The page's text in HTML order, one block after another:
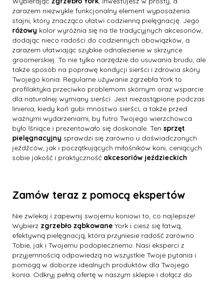
zarazem niezwykle funkcjonalny element wyposażenia
stajni, który znacząco ułatwi codzienną pielęgnację. Jego
różowy kolor wyróżnia się na tle tradycyjnych akcesoriów,
dodając nieco radości do codziennych obowiązków, a
zarazem ułatwiając szybkie odnalezienie w skrzynce
groomerskiej. To nie tylko narzędzie do usuwania brudu, ale
także sposób na poprawę kondycji sierści i zdrowia skóry
Twojego konia. Regularne używanie zgrzebła York to
profilaktyka przeciwko problemom skórnym oraz wsparcie
dla naturalnej wymiany sierści. Jest niezastąpione podczas
linienia, kiedy koń gubi mnóstwo sierści, a także przed
ważnymi wydarzeniami, by futro Twojego wierzchowca
było lśniące i prezentowało się doskonale. Ten sprzęt
pielęgnacyjny sprawdzi się zarówno u doświadczonych
jeźdźców, jak i początkujących miłośników koni, ceniących
sobie jakość i praktyczność akcesoriów jeździeckich.
Zamów teraz z pomocą ekspertów
Nie zwlekaj i zapewnij swojemu koniowi to, co najlepsze!
Wybierz zgrzebło ząbkowane York i ciesz się łatwą,
efektywną pielęgnacją, która przyniesie radość zarówno
Tobie, jak i Twojemu podopiecznemu. Nasi eksperci z
przyjemnością odpowiedzą na wszystkie Twoje pytania i
pomogą w doborze idealnych produktów dla Twojego
konia. Odkryj pełną ofertę w naszym sklepie i dołącz do